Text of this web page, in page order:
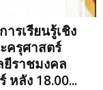
รเรียนรู้เชิง
ครุศาสตร์
ราชมงคล
ลัง 18.00...